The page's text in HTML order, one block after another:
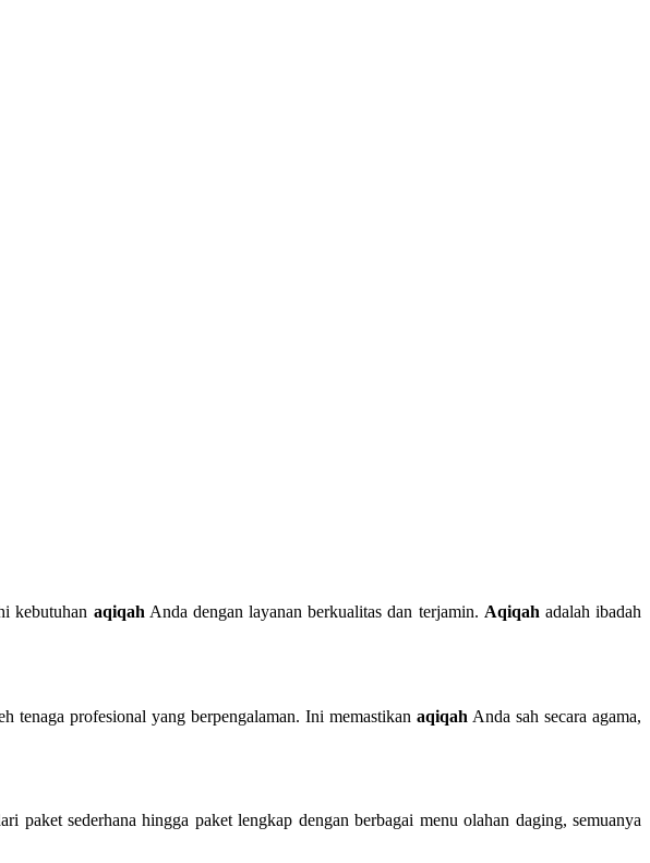
kebutuhan aqiqah Anda dengan layanan berkualitas dan terjamin. Aqiqah adalah ibadah
tenaga profesional yang berpengalaman. Ini memastikan aqiqah Anda sah secara agama,
paket sederhana hingga paket lengkap dengan berbagai menu olahan daging, semuanya